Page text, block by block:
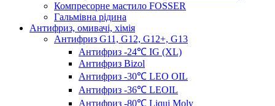
Компресорне мастило FOSSER
Гальмівна рідина
Антифриз, омивачі, хімія
Антифриз G11, G12, G12+, G13
Антифриз -24℃ IG (XL)
Антифриз Bizol
Антифриз -30℃ LEO OIL
Антифриз -36℃ LEOIL
Антифриз -80℃ Liqui Moly